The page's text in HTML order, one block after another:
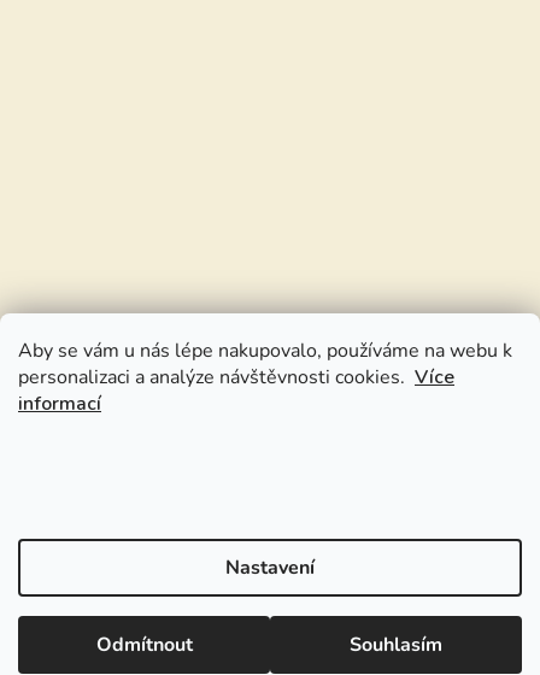
Aby se vám u nás lépe nakupovalo, používáme na webu k
personalizaci a analýze návštěvnosti cookies. Více
informací
Nastavení
Odmítnout Souhlasím